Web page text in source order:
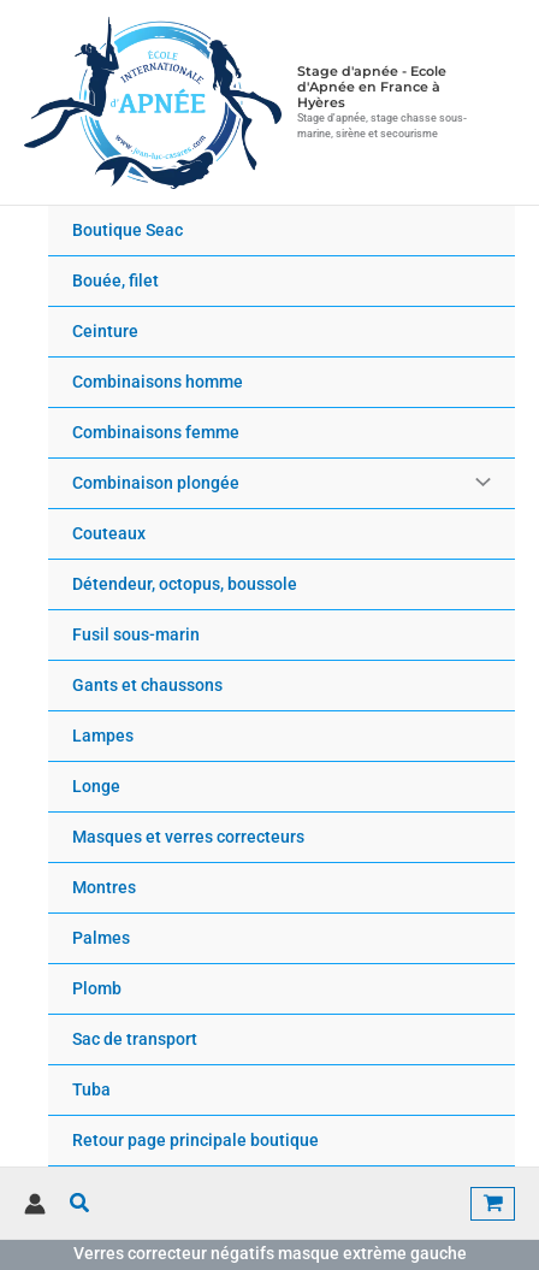
Stage d'apnée - Ecole
d'Apnée en France à
Hyères
Stage d'apnée, stage chasse sous-
marine, sirène et secourisme
Boutique Seac
Bouée, filet
Ceinture
Combinaisons homme
Combinaisons femme
Combinaison plongée
Couteaux
Détendeur, octopus, boussole
Fusil sous-marin
Gants et chaussons
Lampes
Longe
Masques et verres correcteurs
Montres
Palmes
Plomb
Sac de transport
Tuba
Retour page principale boutique
Rechercher
Verres correcteur négatifs masque extrème gauche